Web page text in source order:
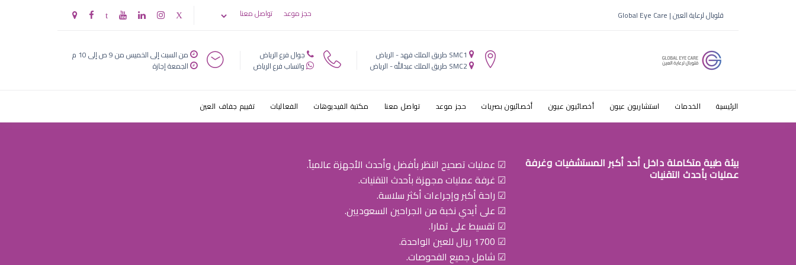
اعراض المياه الزرقاء في العين
قلوبال لرعاية العين | Global Eye Care حجز موعد تواصل معنا
SMC1 طريق الملك فهد - الرياض
SMC2 طريق الملك عبدالله - الرياض
جوال فرع الرياض
واتساب فرع الرياض
من السبت إلى الخميس من 9 ص إلى 10 م
الجمعة إجازة
الرئيسية الخدمات استشاريون عيون أخصائيون عيون أخصائيون بصريات حجز موعد تواصل معنا مكتبة الفيديوهات الفعاليات تقييم جفاف العين
بيئة طبية متكاملة داخل أحد أكبر المستشفيات وغرفة
عمليات بأحدث التقنيات
☑ عمليات تصحيح النظر بأفضل وأحدث الأجهزة عالمياً.
☑ غرفة عمليات مجهزة بأحدث التقنيات.
☑ راحة أكبر وإجراءات أكثر سلاسة.
☑ على أيدي نخبة من الجراحين السعوديين.
☑ تقسيط على تمارا.
☑ 1700 ريال للعين الواحدة.
☑ شامل جميع الفحوصات.